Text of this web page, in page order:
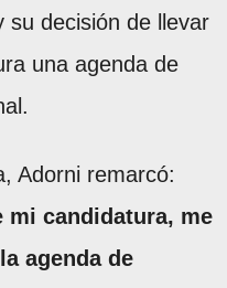
su decisión de llevar
una agenda de
Adorni remarcó:
mi candidatura, me
agenda de